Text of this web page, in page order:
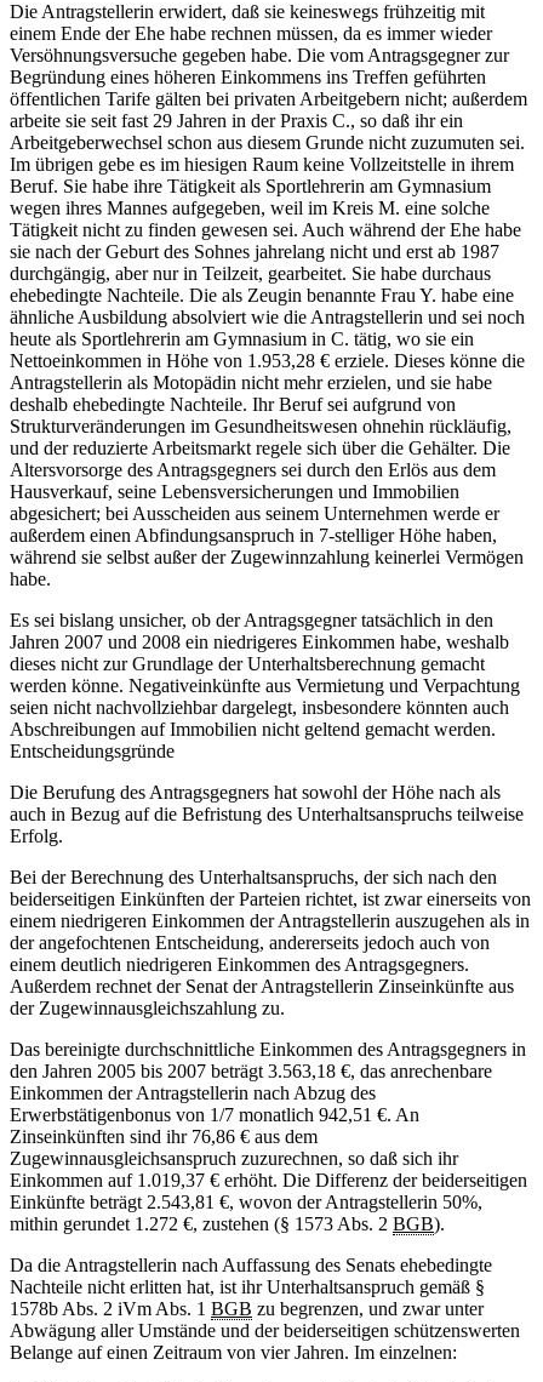
Die Antragstellerin erwidert, daß sie keineswegs frühzeitig mit
einem Ende der Ehe habe rechnen müssen, da es immer wieder
Versöhnungsversuche gegeben habe. Die vom Antragsgegner zur
Begründung eines höheren Einkommens ins Treffen geführten
öffentlichen Tarife gälten bei privaten Arbeitgebern nicht; außerdem
arbeite sie seit fast 29 Jahren in der Praxis C., so daß ihr ein
Arbeitgeberwechsel schon aus diesem Grunde nicht zuzumuten sei.
Im übrigen gebe es im hiesigen Raum keine Vollzeitstelle in ihrem
Beruf. Sie habe ihre Tätigkeit als Sportlehrerin am Gymnasium
wegen ihres Mannes aufgegeben, weil im Kreis M. eine solche
Tätigkeit nicht zu finden gewesen sei. Auch während der Ehe habe
sie nach der Geburt des Sohnes jahrelang nicht und erst ab 1987
durchgängig, aber nur in Teilzeit, gearbeitet. Sie habe durchaus
ehebedingte Nachteile. Die als Zeugin benannte Frau Y. habe eine
ähnliche Ausbildung absolviert wie die Antragstellerin und sei noch
heute als Sportlehrerin am Gymnasium in C. tätig, wo sie ein
Nettoeinkommen in Höhe von 1.953,28 € erziele. Dieses könne die
Antragstellerin als Motopädin nicht mehr erzielen, und sie habe
deshalb ehebedingte Nachteile. Ihr Beruf sei aufgrund von
Strukturveränderungen im Gesundheitswesen ohnehin rückläufig,
und der reduzierte Arbeitsmarkt regele sich über die Gehälter. Die
Altersvorsorge des Antragsgegners sei durch den Erlös aus dem
Hausverkauf, seine Lebensversicherungen und Immobilien
abgesichert; bei Ausscheiden aus seinem Unternehmen werde er
außerdem einen Abfindungsanspruch in 7-stelliger Höhe haben,
während sie selbst außer der Zugewinnzahlung keinerlei Vermögen
habe.
Es sei bislang unsicher, ob der Antragsgegner tatsächlich in den
Jahren 2007 und 2008 ein niedrigeres Einkommen habe, weshalb
dieses nicht zur Grundlage der Unterhaltsberechnung gemacht
werden könne. Negativeinkünfte aus Vermietung und Verpachtung
seien nicht nachvollziehbar dargelegt, insbesondere könnten auch
Abschreibungen auf Immobilien nicht geltend gemacht werden.
Entscheidungsgründe
Die Berufung des Antragsgegners hat sowohl der Höhe nach als
auch in Bezug auf die Befristung des Unterhaltsanspruchs teilweise
Erfolg.
Bei der Berechnung des Unterhaltsanspruchs, der sich nach den
beiderseitigen Einkünften der Parteien richtet, ist zwar einerseits von
einem niedrigeren Einkommen der Antragstellerin auszugehen als in
der angefochtenen Entscheidung, andererseits jedoch auch von
einem deutlich niedrigeren Einkommen des Antragsgegners.
Außerdem rechnet der Senat der Antragstellerin Zinseinkünfte aus
der Zugewinnausgleichszahlung zu.
Das bereinigte durchschnittliche Einkommen des Antragsgegners in
den Jahren 2005 bis 2007 beträgt 3.563,18 €, das anrechenbare
Einkommen der Antragstellerin nach Abzug des
Erwerbstätigenbonus von 1/7 monatlich 942,51 €. An
Zinseinkünften sind ihr 76,86 € aus dem
Zugewinnausgleichsanspruch zuzurechnen, so daß sich ihr
Einkommen auf 1.019,37 € erhöht. Die Differenz der beiderseitigen
Einkünfte beträgt 2.543,81 €, wovon der Antragstellerin 50%,
mithin gerundet 1.272 €, zustehen (§ 1573 Abs. 2 BGB).
Da die Antragstellerin nach Auffassung des Senats ehebedingte
Nachteile nicht erlitten hat, ist ihr Unterhaltsanspruch gemäß §
1578b Abs. 2 iVm Abs. 1 BGB zu begrenzen, und zwar unter
Abwägung aller Umstände und der beiderseitigen schützenswerten
Belange auf einen Zeitraum von vier Jahren. Im einzelnen: